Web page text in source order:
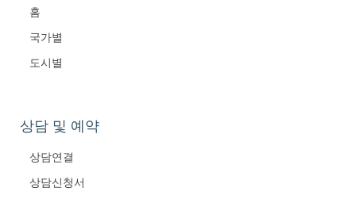
홈
국가별
도시별
상담 및 예약
상담연결
상담신청서